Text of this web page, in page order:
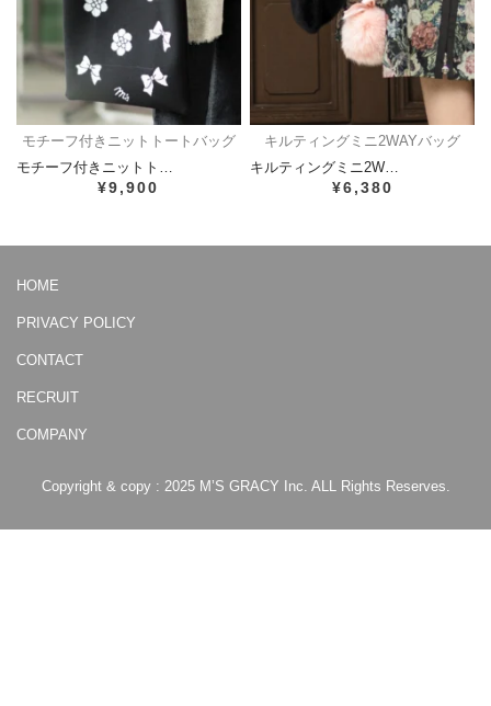
モチーフ付きニットトートバッグ
モチーフ付きニットト…
¥9,900
キルティングミニ2WAYバッグ
キルティングミニ2W…
¥6,380
HOME
PRIVACY POLICY
CONTACT
RECRUIT
COMPANY
Copyright & copy : 2025 M’S GRACY Inc. ALL Rights Reserves.